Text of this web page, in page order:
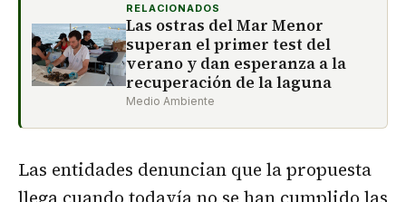
RELACIONADOS
Las ostras del Mar Menor
superan el primer test del
verano y dan esperanza a la
recuperación de la laguna
Medio Ambiente
Las entidades denuncian que la propuesta